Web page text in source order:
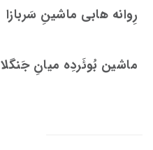
رِوانه هابی ماشینِ سَربازا
ماشین بُوئَردِه ميانِ جَنگلا